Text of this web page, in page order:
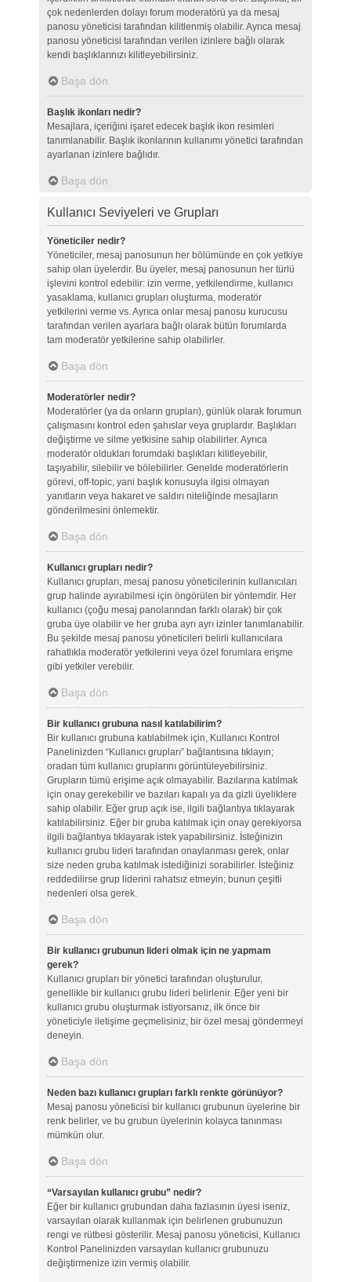
çok nedenlerden dolayı forum moderatörü ya da mesaj
panosu yöneticisi tarafından kilitlenmiş olabilir. Ayrıca mesaj
panosu yöneticisi tarafından verilen izinlere bağlı olarak
kendi başlıklarınızı kilitleyebilirsiniz.
Başa dön
Başlık ikonları nedir?
Mesajlara, içeriğini işaret edecek başlık ikon resimleri
tanımlanabilir. Başlık ikonlarının kullanımı yönetici tarafından
ayarlanan izinlere bağlıdır.
Başa dön
Kullanıcı Seviyeleri ve Grupları
Yöneticiler nedir?
Yöneticiler, mesaj panosunun her bölümünde en çok yetkiye
sahip olan üyelerdir. Bu üyeler, mesaj panosunun her türlü
işlevini kontrol edebilir: izin verme, yetkilendirme, kullanıcı
yasaklama, kullanıcı grupları oluşturma, moderatör
yetkilerini verme vs. Ayrıca onlar mesaj panosu kurucusu
tarafından verilen ayarlara bağlı olarak bütün forumlarda
tam moderatör yetkilerine sahip olabilirler.
Başa dön
Moderatörler nedir?
Moderatörler (ya da onların grupları), günlük olarak forumun
çalışmasını kontrol eden şahıslar veya gruplardır. Başlıkları
değiştirme ve silme yetkisine sahip olabilirler. Ayrıca
moderatör oldukları forumdaki başlıkları kilitleyebilir,
taşıyabilir, silebilir ve bölebilirler. Genelde moderatörlerin
görevi, off-topic, yani başlık konusuyla ilgisi olmayan
yanıtların veya hakaret ve saldırı niteliğinde mesajların
gönderilmesini önlemektir.
Başa dön
Kullanıcı grupları nedir?
Kullanıcı grupları, mesaj panosu yöneticilerinin kullanıcıları
grup halinde ayırabilmesi için öngörülen bir yöntemdir. Her
kullanıcı (çoğu mesaj panolarından farklı olarak) bir çok
gruba üye olabilir ve her gruba ayrı ayrı izinler tanımlanabilir.
Bu şekilde mesaj panosu yöneticileri belirli kullanıcılara
rahatlıkla moderatör yetkilerini veya özel forumlara erişme
gibi yetkiler verebilir.
Başa dön
Bir kullanıcı grubuna nasıl katılabilirim?
Bir kullanıcı grubuna katılabilmek için, Kullanıcı Kontrol
Panelinizden “Kullanıcı grupları” bağlantısına tıklayın;
oradan tüm kullanıcı gruplarını görüntüleyebilirsiniz.
Grupların tümü erişime açık olmayabilir. Bazılarına katılmak
için onay gerekebilir ve bazıları kapalı ya da gizli üyeliklere
sahip olabilir. Eğer grup açık ise, ilgili bağlantıya tıklayarak
katılabilirsiniz. Eğer bir gruba katılmak için onay gerekiyorsa
ilgili bağlantıya tıklayarak istek yapabilirsiniz. İsteğinizin
kullanıcı grubu lideri tarafından onaylanması gerek, onlar
size neden gruba katılmak istediğinizi sorabilirler. İsteğiniz
reddedilirse grup liderini rahatsız etmeyin; bunun çeşitli
nedenleri olsa gerek.
Başa dön
Bir kullanıcı grubunun lideri olmak için ne yapmam
gerek?
Kullanıcı grupları bir yönetici tarafından oluşturulur,
genellikle bir kullanıcı grubu lideri belirlenir. Eğer yeni bir
kullanıcı grubu oluşturmak istiyorsanız, ilk önce bir
yöneticiyle iletişime geçmelisiniz; bir özel mesaj göndermeyi
deneyin.
Başa dön
Neden bazı kullanıcı grupları farklı renkte görünüyor?
Mesaj panosu yöneticisi bir kullanıcı grubunun üyelerine bir
renk belirler, ve bu grubun üyelerinin kolayca tanınması
mümkün olur.
Başa dön
“Varsayılan kullanıcı grubu” nedir?
Eğer bir kullanıcı grubundan daha fazlasının üyesi iseniz,
varsayılan olarak kullanmak için belirlenen grubunuzun
rengi ve rütbesi gösterilir. Mesaj panosu yöneticisi, Kullanıcı
Kontrol Panelinizden varsayılan kullanıcı grubunuzu
değiştirmenize izin vermiş olabilir.